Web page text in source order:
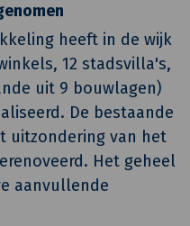
heeft in de wijk
12 stadsvilla's,
uit 9 bouwlagen)
De bestaande
uitzondering van het
Het geheel
aanvullende